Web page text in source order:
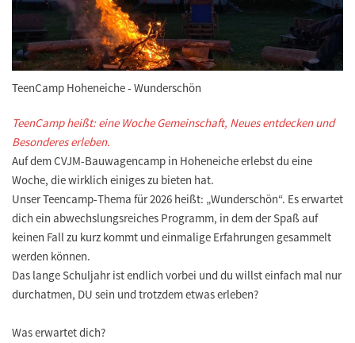
TeenCamp Hoheneiche - Wunderschön
TeenCamp heißt: eine Woche Gemeinschaft, Neues entdecken und
Besonderes erleben.
Auf dem CVJM-Bauwagencamp in Hoheneiche erlebst du eine
Woche, die wirklich einiges zu bieten hat.
Unser Teencamp-Thema für 2026 heißt: „Wunderschön“. Es erwartet
dich ein abwechslungsreiches Programm, in dem der Spaß auf
keinen Fall zu kurz kommt und einmalige Erfahrungen gesammelt
werden können.
Das lange Schuljahr ist endlich vorbei und du willst einfach mal nur
durchatmen, DU sein und trotzdem etwas erleben?
Was erwartet dich?